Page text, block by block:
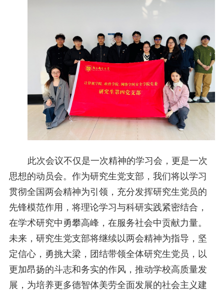
此次会议不仅是一次精神的学习会，更是一次
思想的动员会。作为研究生党支部，我们将以学习
贯彻全国两会精神为引领，充分发挥研究生党员的
先锋模范作用，将理论学习与科研实践紧密结合，
在学术研究中勇攀高峰，在服务社会中贡献力量。
未来，研究生党支部将继续以两会精神为指导，坚
定信心，勇挑大梁，团结带领全体研究生党员，以
更加昂扬的斗志和务实的作风，推动学校高质量发
展，为培养更多德智体美劳全面发展的社会主义建